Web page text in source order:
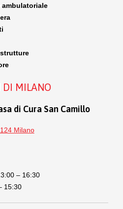
ambulatoriale
DI MILANO
di Cura San Camillo
Milano
– 16:30
15:30